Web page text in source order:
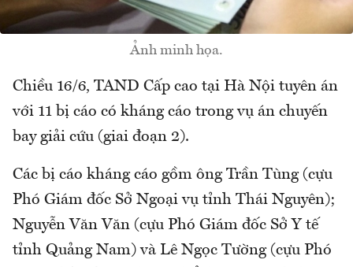
Ảnh minh họa.
Chiều 16/6, TAND Cấp cao tại Hà Nội tuyên án
với 11 bị cáo có kháng cáo trong vụ án chuyến
bay giải cứu (giai đoạn 2).
Các bị cáo kháng cáo gồm ông Trần Tùng (cựu
Phó Giám đốc Sở Ngoại vụ tỉnh Thái Nguyên);
Nguyễn Văn Văn (cựu Phó Giám đốc Sở Y tế
tỉnh Quảng Nam) và Lê Ngọc Tường (cựu Phó